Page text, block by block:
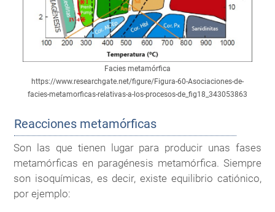
Facies metamórfica
https://www.researchgate.net/figure/Figura-60-Asociaciones-de-
facies-metamorficas-relativas-a-los-procesos-de_fig18_343053863
Reacciones metamórficas
Son las que tienen lugar para producir unas fases
metamórficas en paragénesis metamórfica. Siempre
son isoquímicas, es decir, existe equilibrio catiónico,
por ejemplo: